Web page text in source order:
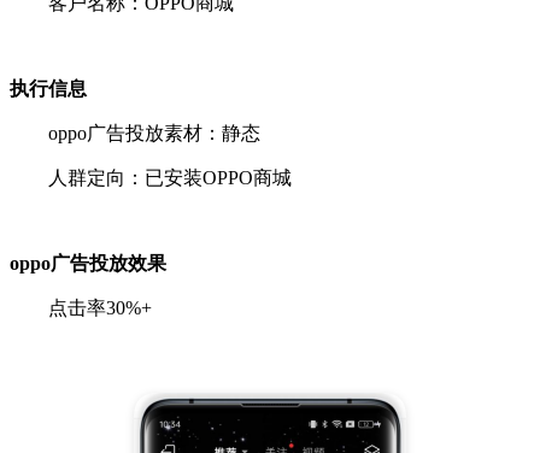
执行信息
oppo广告投放素材：静态
人群定向：已安装OPPO商城
oppo广告投放效果
点击率30%+